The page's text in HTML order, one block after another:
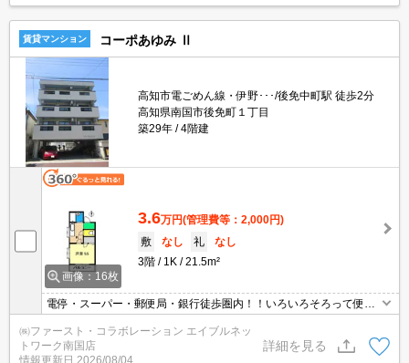
賃貸マンション コーポあゆみ Ⅱ
高知市電ごめん線・伊野･･･/後免中町駅 徒歩2分
高知県南国市後免町１丁目
築29年
4階建
画像：16枚
3.6万円(管理費等：2,000円)
敷
なし 礼
なし
3階
1K 21.5m²
電停・スーパー・郵便局・銀行徒歩圏内！！いろいろそろって便利
な立地♪
㈱ファースト・コラボレーション エイブルネッ
トワーク南国店
情報更新日 2026/08/04
詳細を見る